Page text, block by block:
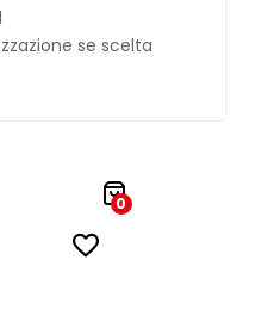
se scelta
0